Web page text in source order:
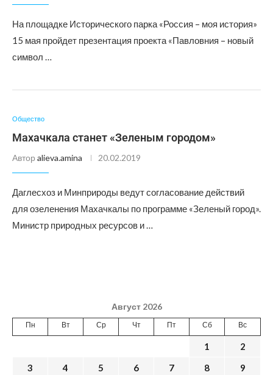
На площадке Исторического парка «Россия – моя история»
15 мая пройдет презентация проекта «Павловния – новый
символ …
Общество
Махачкала станет «Зеленым городом»
Автор alieva.amina 20.02.2019
Даглесхоз и Минприроды ведут согласование действий
для озеленения Махачкалы по программе «Зеленый город».
Министр природных ресурсов и …
Август 2026
Пн Вт Ср Чт Пт Сб Вс
1
2
3
4 5 6 7 8
9